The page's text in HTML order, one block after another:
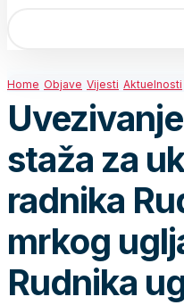
Home Objave Vijesti Aktuelnosti
staža za
radnika
mrkog
Rudnika